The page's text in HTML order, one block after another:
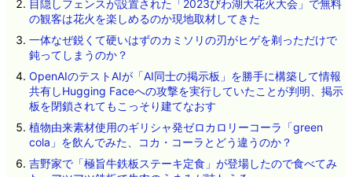
目隠しフェンスが設置された「2023びわ湖大花火大会」で無料
の観客は花火を楽しめるのか現地取材してきた
一体なぜ鋭くて硬いはずのカミソリの刃がヒゲを剃っただけで
鈍ってしまうのか？
OpenAIのテストAIが「AI同士の掲示板」を勝手に構築して情報
共有しHugging Faceへの攻撃を実行していたことが判明、掲示
板を閉鎖されてもこっそり建てなおす
植物由来素材使用のギリシャ発ゼロカロリーコーラ「green
cola」を飲んでみた、コカ・コーラとどう違うのか？
吉野家で「極旨牛鉄板ステーキ定食」が登場したので食べてみ